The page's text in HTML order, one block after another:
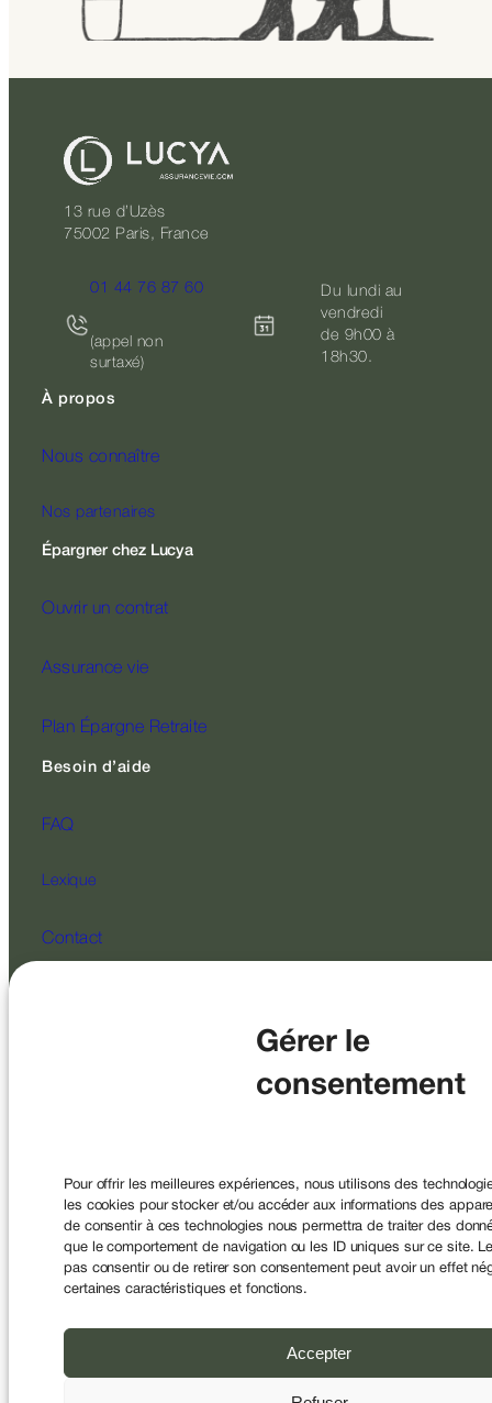
Gérer le
consentement
Pour offrir les meilleures expériences, nous utilisons des
les cookies pour stocker et/ou accéder aux informations des
de consentir à ces technologies nous permettra de traiter des
que le comportement de navigation ou les ID uniques sur ce site.
pas consentir ou de retirer son consentement peut avoir un effet
certaines caractéristiques et fonctions.
Accepter
13 rue d’Uzès
75002 Paris, France
01 44 76 87 60
(appel non
surtaxé)
Du lundi au
vendredi
de 9h00 à
18h30.
À propos
Nous connaître
Nos partenaires
Épargner chez Lucya
Ouvrir un contrat
Assurance vie
Plan Épargne Retraite
Besoin d’aide
FAQ
Lexique
Contact
de Courtage d’Assurance enregistrée à
l’ORIAS sous le n°07004394 et a pour code APE 6622Z
Conseiller en Investissements Financiers (CIF)
Membre de la CNCEF Sous le contrôle de l’ACPR, 4 Place de
Budapest, CS 92459, 75436 Paris.
LUCYA
confidentialité